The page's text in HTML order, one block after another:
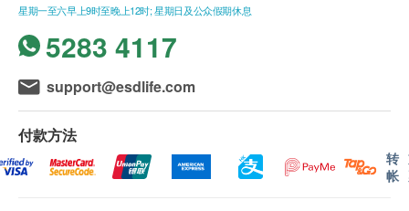
满HK$500需附加HK$30运费。
送货服务不适用于偏远地区及离岛(例如马湾、机
场、愉景湾、等地区)
我們將於確定訂單後1-3個工作天內安排發貨。
本公司之农历新年假期将会于2026年2月16日(年廿
九)至2月24日(年初八)休息9天。直至2月25日(年初九)
则一切正常运作。
农历新年送货安排:
星期一至六早上9时至晚上12时; 星期日及公众假期休息
5283 4117
support@esdlife.com
付款方法
转
帐